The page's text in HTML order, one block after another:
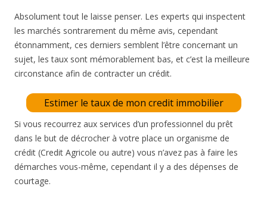
Absolument tout le laisse penser. Les experts qui inspectent
les marchés sontrarement du même avis, cependant
étonnamment, ces derniers semblent l’être concernant un
sujet, les taux sont mémorablement bas, et c’est la meilleure
circonstance afin de contracter un crédit.
Estimer le taux de mon credit immobilier
Si vous recourrez aux services d’un professionnel du prêt
dans le but de décrocher à votre place un organisme de
crédit (Credit Agricole ou autre) vous n’avez pas à faire les
démarches vous-même, cependant il y a des dépenses de
courtage.